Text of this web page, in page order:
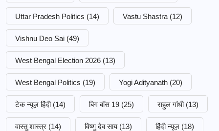
Uttar Pradesh Politics (14) Vastu Shastra (12)
Vishnu Deo Sai (49)
West Bengal Election 2026 (13)
West Bengal Politics (19) Yogi Adityanath (20)
टेक न्यूज़ हिंदी (14) बिग बॉस 19 (25) राहुल गांधी (13)
वास्तु शास्त्र (14) विष्णु देव साय (13) हिंदी न्यूज़ (18)